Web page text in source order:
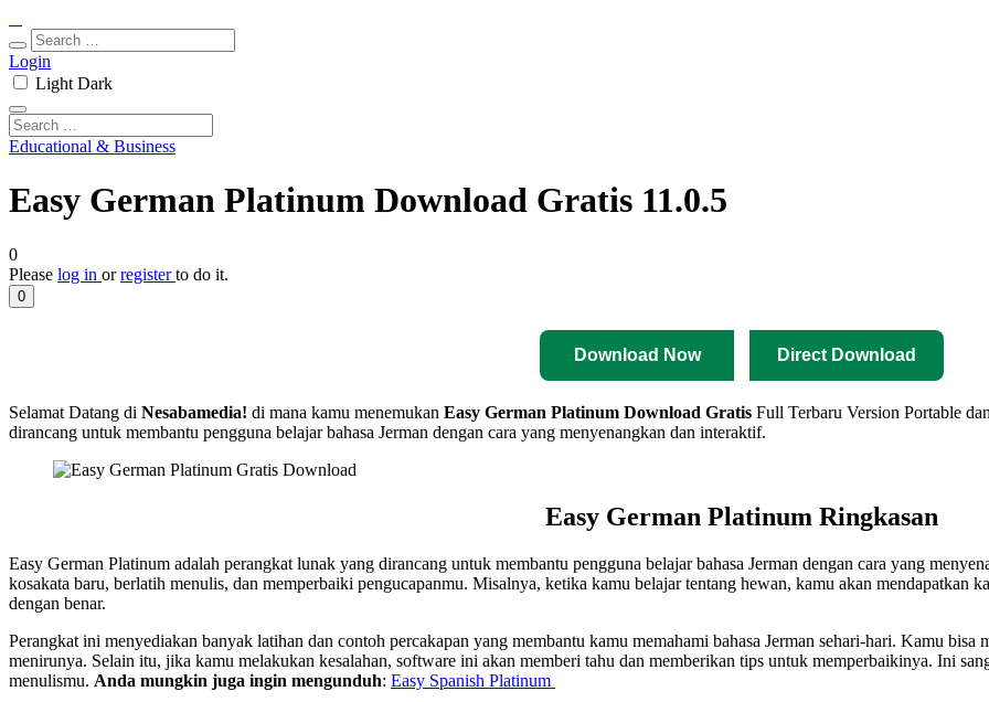
Login
Light Dark
Educational & Business
Easy German Platinum Download Gratis 11.0.5
0
Please log in orregisterto do it.
0
Download Now Direct Download
Selamat Datang di Nesabamedia! di mana kamu menemukan Easy German Platinum Download Gratis Full Terbaru Version Portable
dirancang untuk membantu pengguna belajar bahasa Jerman dengan cara yang menyenangkan dan interaktif.
Easy German Platinum Ringkasan
Easy German Platinum adalah perangkat lunak yang dirancang untuk membantu pengguna belajar bahasa Jerman dengan cara yang
kosakata baru, berlatih menulis, dan memperbaiki pengucapanmu. Misalnya, ketika kamu belajar tentang hewan, kamu akan mendapatkan
dengan benar.
Perangkat ini menyediakan banyak latihan dan contoh percakapan yang membantu kamu memahami bahasa Jerman sehari-hari. Kamu bisa
menirunya. Selain itu, jika kamu melakukan kesalahan, software ini akan memberi tahu dan memberikan tips untuk memperbaikinya. Ini
menulismu. Anda mungkin juga ingin mengunduh: Easy Spanish Platinum